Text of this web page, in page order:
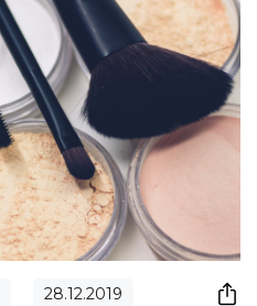
28.12.2019